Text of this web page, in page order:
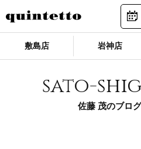
敷島店 岩神店
sato-
佐藤 茂のブログ